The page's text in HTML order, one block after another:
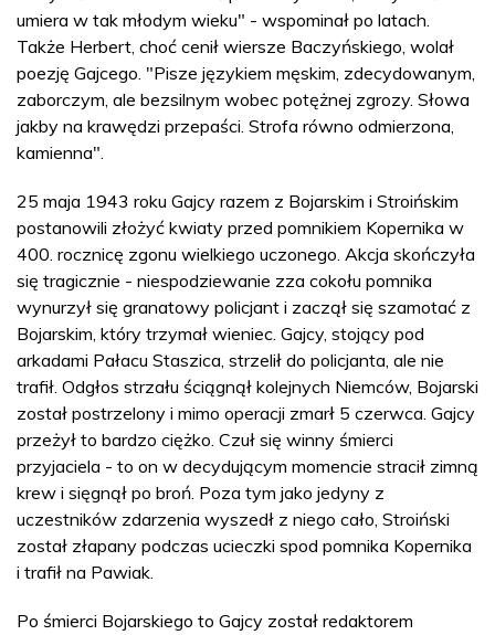
umiera w tak młodym wieku" - wspominał po latach.
Także Herbert, choć cenił wiersze Baczyńskiego, wolał
poezję Gajcego. "Pisze językiem męskim, zdecydowanym,
zaborczym, ale bezsilnym wobec potężnej zgrozy. Słowa
jakby na krawędzi przepaści. Strofa równo odmierzona,
kamienna".
25 maja 1943 roku Gajcy razem z Bojarskim i Stroińskim
postanowili złożyć kwiaty przed pomnikiem Kopernika w
400. rocznicę zgonu wielkiego uczonego. Akcja skończyła
się tragicznie - niespodziewanie zza cokołu pomnika
wynurzył się granatowy policjant i zaczął się szamotać z
Bojarskim, który trzymał wieniec. Gajcy, stojący pod
arkadami Pałacu Staszica, strzelił do policjanta, ale nie
trafił. Odgłos strzału ściągnął kolejnych Niemców, Bojarski
został postrzelony i mimo operacji zmarł 5 czerwca. Gajcy
przeżył to bardzo ciężko. Czuł się winny śmierci
przyjaciela - to on w decydującym momencie stracił zimną
krew i sięgnął po broń. Poza tym jako jedyny z
uczestników zdarzenia wyszedł z niego cało, Stroiński
został złapany podczas ucieczki spod pomnika Kopernika
i trafił na Pawiak.
Po śmierci Bojarskiego to Gajcy został redaktorem